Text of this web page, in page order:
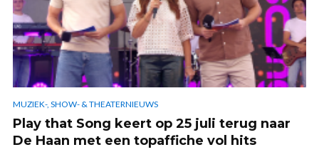
MUZIEK-, SHOW- & THEATERNIEUWS
Play that Song keert op 25 juli terug naar
De Haan met een topaffiche vol hits